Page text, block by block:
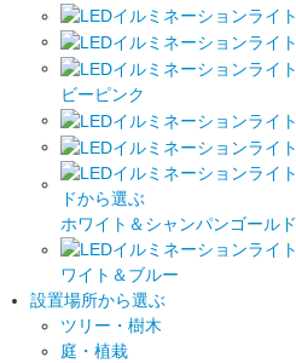
ビーピンク
ホワイト＆シャンパンゴールド
ワイト＆ブルー
設置場所から選ぶ
ツリー・樹木
庭・植栽